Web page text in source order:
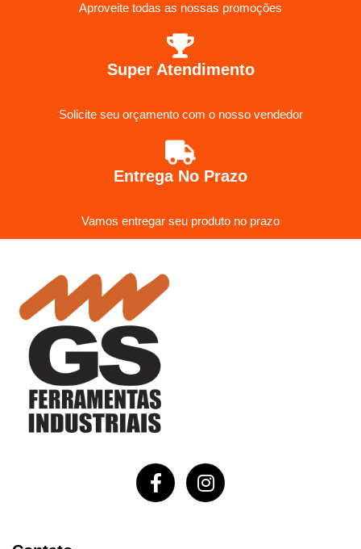
Aproveite todas as nossas promoções
Super Atendimento
Solicite seu orçamento com o nosso vendedor
Entrega No Prazo
Vamos entregar seu produto no prazo